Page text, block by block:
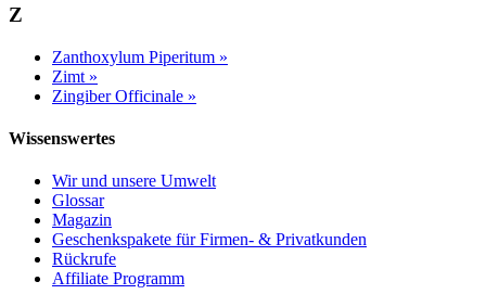
Z
Zanthoxylum Piperitum »
Zimt »
Zingiber Officinale »
Wissenswertes
Wir und unsere Umwelt
Glossar
Magazin
Geschenkspakete für Firmen- & Privatkunden
Rückrufe
Affiliate Programm